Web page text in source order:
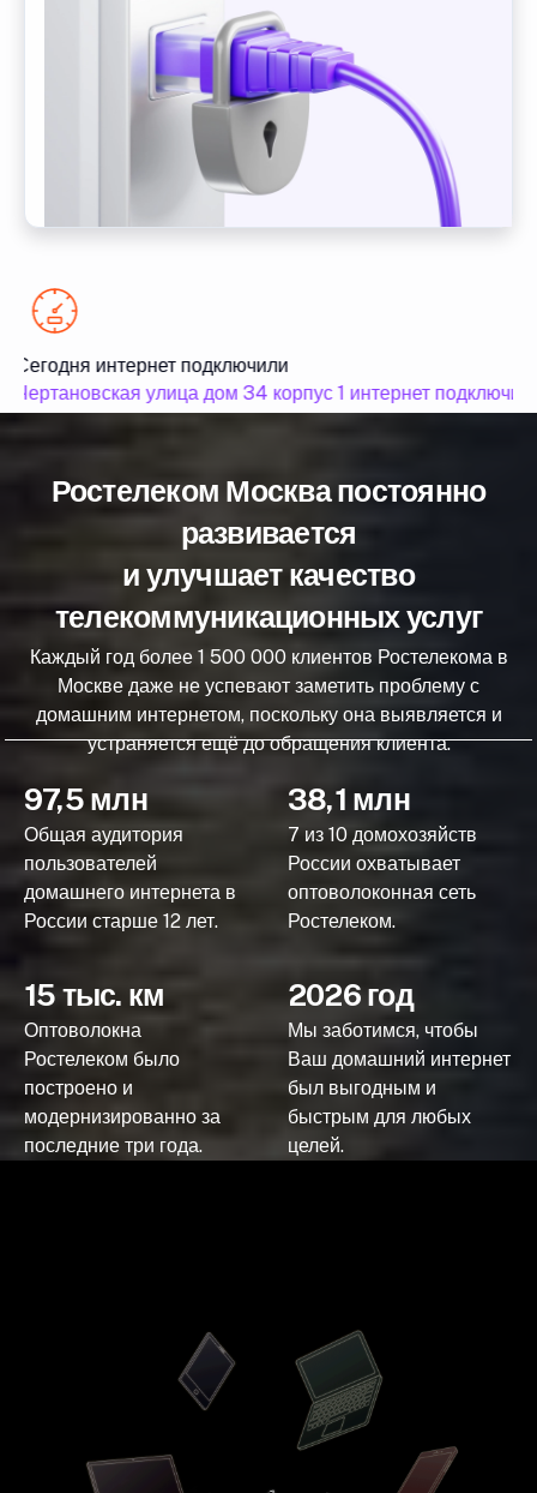
Сегодня интернет подключили
Чертановская улица дом 34 корпус 1 интернет подключили
Ростелеком Москва постоянно
развивается
и улучшает качество
телекоммуникационных услуг
Каждый год более 1 500 000 клиентов Ростелекома в
Москве даже не успевают заметить проблему с
домашним интернетом, поскольку она выявляется и
устраняется ещё до обращения клиента.
97,5 млн
Общая аудитория
пользователей
домашнего интернета в
России старше 12 лет.
38,1 млн
7 из 10 домохозяйств
России охватывает
оптоволоконная сеть
Ростелеком.
15 тыс. км
Оптоволокна
Ростелеком было
построено и
модернизированно за
последние три года.
2026 год
Мы заботимся, чтобы
Ваш домашний интернет
был выгодным и
быстрым для любых
целей.